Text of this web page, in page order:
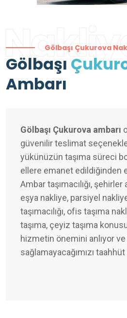
Gölbaşı Çukurova
Gölbaşı
Ambarı
Gölbaşı Çukurova ambarı
güvenilir teslimat
yükünüzün taşıma süreci
ellere emanet edildiğinden
Ambar taşımacılığı,
eşya nakliye, parsiyel
taşımacılığı, ofis taşıma
taşıma, çeyiz taşıma
hizmetin önemini anlıyor
sağlamayacağımızı